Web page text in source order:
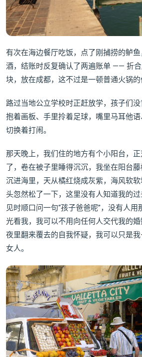
有次在海边餐厅吃饭，点了刚捕捞的鲈
酒，结账时反复确认了两遍账单 —— 折
块，放在成都，这不过是一顿普通火锅的
路过当地公立学校时正赶放学，孩子们
抱着画板、手里拎着足球，嘴里马耳他
切换着打闹。
那天晚上，我们住的地方有个小阳台，
了，卷在被子里睡得沉沉，我坐在阳台
沉进海里，天从橘红烧成灰紫，海风软
头忽然松了一下，这里没有人知道我的
见时顺口问一句“孩子爸爸呢”，没有人用
光看我，我可以不用向任何人交代我的
夜里翻来覆去的自我怀疑，我可以只是
女人。